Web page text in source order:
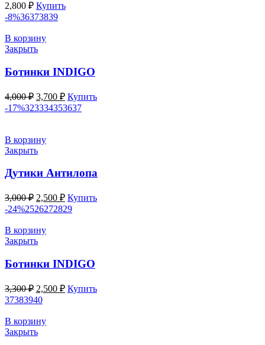
2,800 ₽ Купить
-8%36373839
В корзину
Закрыть
Ботинки INDIGO
4,000₽ Первоначальная
цена
составляла
3,700 ₽Текущая
цена:
Купить
-17%323334353637
В корзину
Закрыть
Дутики Антилопа
3,000₽ Первоначальная
цена
составляла
3,000 ₽.
2,500 ₽Текущая
цена:
Купить
-24%2526272829
В корзину
Закрыть
Ботинки INDIGO
3,300₽ Первоначальная
цена
составляла
3,300 ₽.
2,500 ₽Текущая
цена:
Купить
37383940
В корзину
Закрыть